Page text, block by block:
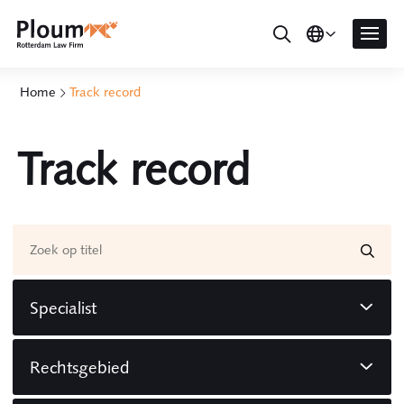
Home Track record
Track record
Specialist
Rechtsgebied